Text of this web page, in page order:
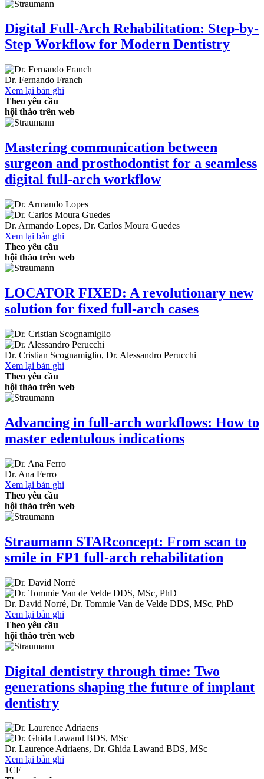
Digital Full-Arch Rehabilitation: Step-by-
Step Workflow for Modern Dentistry
Dr. Fernando Franch
Xem lại bản ghi
Theo yêu cầu
hội thảo trên web
Mastering communication between
surgeon and prosthodontist for a seamless
digital full-arch workflow
Dr. Armando Lopes, Dr. Carlos Moura Guedes
Xem lại bản ghi
Theo yêu cầu
hội thảo trên web
LOCATOR FIXED: A revolutionary new
solution for fixed full-arch cases
Dr. Cristian Scognamiglio, Dr. Alessandro Perucchi
Xem lại bản ghi
Theo yêu cầu
hội thảo trên web
Advancing in full-arch workflows: How to
master edentulous indications
Dr. Ana Ferro
Xem lại bản ghi
Theo yêu cầu
hội thảo trên web
Straumann STARconcept: From scan to
smile in FP1 full-arch rehabilitation
Dr. David Norré, Dr. Tommie Van de Velde DDS, MSc, PhD
Xem lại bản ghi
Theo yêu cầu
hội thảo trên web
Digital dentistry through time: Two
generations shaping the future of implant
dentistry
Dr. Laurence Adriaens, Dr. Ghida Lawand BDS, MSc
Xem lại bản ghi
1CE